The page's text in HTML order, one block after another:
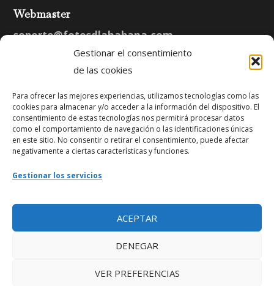
Gestionar el consentimiento
de las cookies
Para ofrecer las mejores experiencias, utilizamos tecnologías como las
cookies para almacenar y/o acceder a la información del dispositivo. El
consentimiento de estas tecnologías nos permitirá procesar datos
como el comportamiento de navegación o las identificaciones únicas
en este sitio. No consentir o retirar el consentimiento, puede afectar
negativamente a ciertas características y funciones.
Gestionar los servicios
ACEPTAR
DENEGAR
VER PREFERENCIAS
Webmaster
soporte@fotosdlahabana.com
Nuestro e-mail:
Ir al grupo de Facebook
Copyright © 2026 Fotos de la Habana